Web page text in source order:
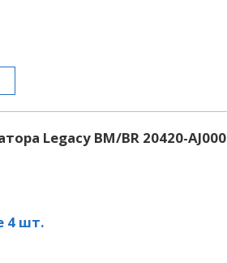
Legacy BM/BR 20420-AJ000
4 шт.